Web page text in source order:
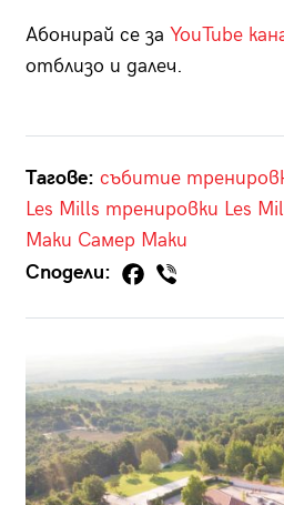
Абонирай се за YouTube
отблизо и далеч.
Тагове: събитие
Les Mills тренировки Les
Маки Самер Маки
Сподели: